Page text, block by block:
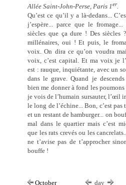
Allée Saint-John-Perse, Paris 1er.
Qu’est ce qu’il y a là-dedans...
j’espère... parce que le
siècles que ça dure ! Des siècles
millénaires, oui ! Et puis, le
voix. On dira ce qu’on voudra
voix, c’est capital. Et ma voix je
est : rauque, inquiétante, avec un
dans le grave. Quand je
bien me donner à fond les
je vois de l’humain sursauter, l’œil
le long de l’échine... Bon, c’est pas
et un restant de hamburger... on
mal dans le quartier mais c’est
que les rats crevés ou les
ne t’avise pas de t’approcher
bouffe !
October day